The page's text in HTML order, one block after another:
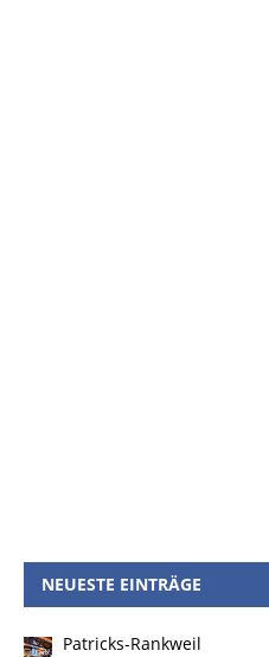
NEUESTE EINTRÄGE
Patricks-Rankweil